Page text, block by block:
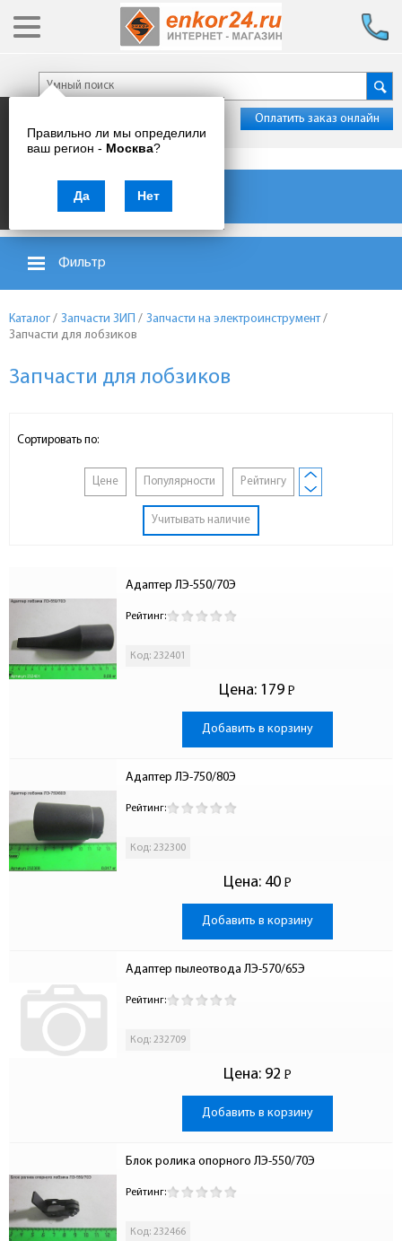
Правильно ли мы определили
ваш регион - Москва?
Да Нет
Оплатить заказ онлайн
Каталог товаров
Фильтр
Каталог / Запчасти ЗИП / Запчасти на электроинструмент/
Запчасти для лобзиков
Запчасти для лобзиков
Сортировать по:
Цене Популярности Рейтингу
Учитывать наличие
Адаптер ЛЭ-550/70Э
Рейтинг:
Код: 232401
Цена: 179 Р
-
Добавить в корзину
Адаптер ЛЭ-750/80Э
Рейтинг:
Код: 232300
Цена: 40 Р
-
Добавить в корзину
Адаптер пылеотвода ЛЭ-570/65Э
Рейтинг:
Код: 232709
Цена: 92 Р
-
Добавить в корзину
Блок ролика опорного ЛЭ-550/70Э
Рейтинг:
Код: 232466